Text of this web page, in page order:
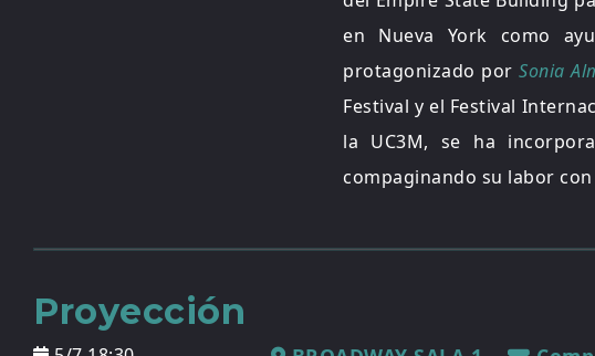
en Nueva York como
protagonizado por Sonia
Festival y el Festival
la UC3M, se ha
compaginando su labor con
Proyección